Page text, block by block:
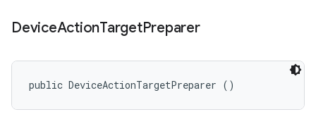
DeviceActionTargetPreparer
public DeviceActionTargetPreparer ()